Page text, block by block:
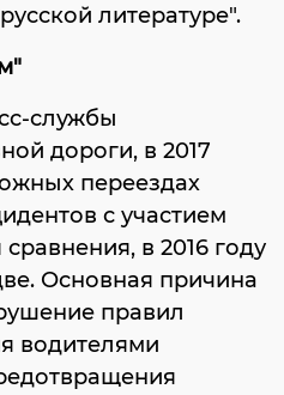
литературе".
службы
дороги, в 2017
переездах
с участием
в 2016 году
Основная причина
правил
водителями